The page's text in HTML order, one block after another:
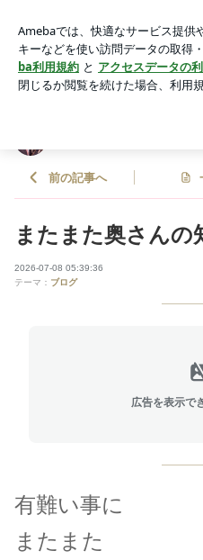
グ Powered by Ameba
アプリをダウンロードして ブロ
ょう。
前の記事へ
またまた奥さんの
2026-07-08 05:39:36
テーマ： ブログ
広告を表示で
有難い事に
またまた